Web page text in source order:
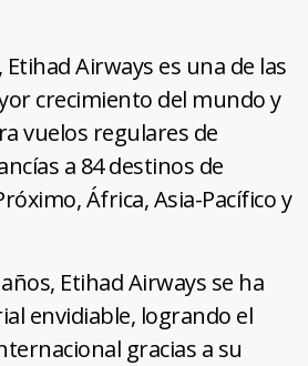
Etihad Airways es una de las
crecimiento del mundo y
vuelos regulares de
a 84 destinos de
África, Asia-Pacífico y
Etihad Airways se ha
envidiable, logrando el
gracias a su